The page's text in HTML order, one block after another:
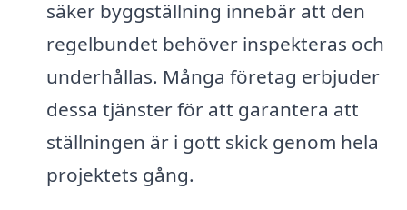
säker byggställning innebär att den
regelbundet behöver inspekteras och
underhållas. Många företag erbjuder
dessa tjänster för att garantera att
ställningen är i gott skick genom hela
projektets gång.